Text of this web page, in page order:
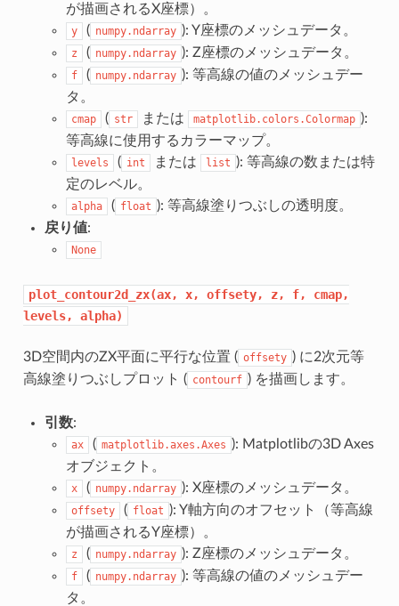
が描画されるX座標）。
y ( numpy.ndarray ): Y座標のメッシュデータ。
z ( numpy.ndarray ): Z座標のメッシュデータ。
f ( numpy.ndarray ): 等高線の値のメッシュデー
タ。
cmap ( str または matplotlib.colors.Colormap ):
等高線に使用するカラーマップ。
levels ( int または list ): 等高線の数または特
定のレベル。
alpha ( float ): 等高線塗りつぶしの透明度。
戻り値:
None
plot_contour2d_zx(ax, x, offsety, z, f,
cmap,
levels,
alpha)
3D空間内のZX平面に平行な位置 ( offsety ) に2次元等
高線塗りつぶしプロット ( contourf ) を描画します。
引数:
ax ( matplotlib.axes.Axes ): Matplotlibの3D Axes
オブジェクト。
x ( numpy.ndarray ): X座標のメッシュデータ。
offsety ( float ): Y軸方向のオフセット（等高線
が描画されるY座標）。
z ( numpy.ndarray ): Z座標のメッシュデータ。
f ( numpy.ndarray ): 等高線の値のメッシュデー
タ。